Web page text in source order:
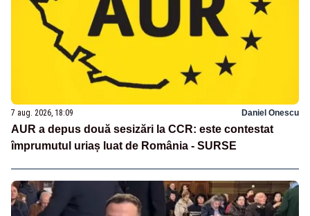
7 aug. 2026, 18:09 Daniel Onescu
AUR a depus două sesizări la CCR: este contestat
împrumutul uriaș luat de România - SURSE